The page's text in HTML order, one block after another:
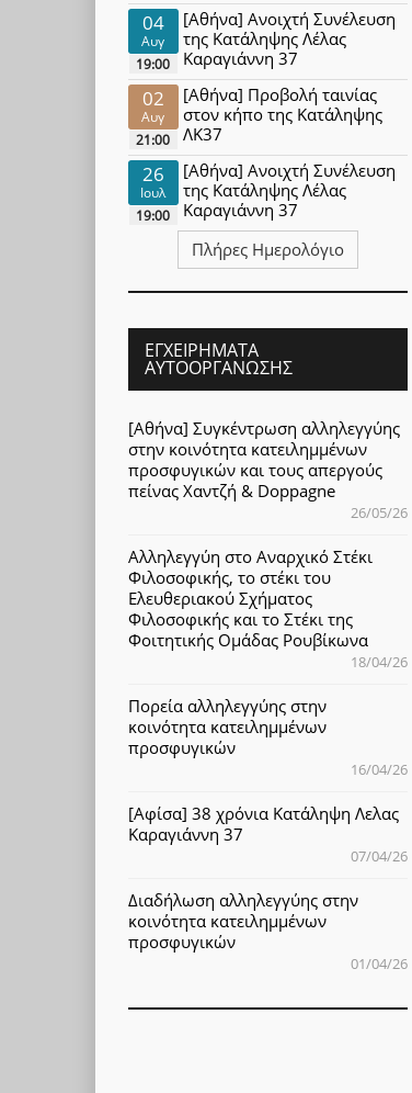
04
Αυγ
19:00
[Αθήνα] Ανοιχτή Συνέλευση
της Κατάληψης Λέλας
Καραγιάννη 37
02
Αυγ
21:00
[Αθήνα] Προβολή ταινίας
στον κήπο της Κατάληψης
ΛΚ37
26
Ιουλ
19:00
[Αθήνα] Ανοιχτή Συνέλευση
της Κατάληψης Λέλας
Καραγιάννη 37
Πλήρες Ημερολόγιο
ΕΓΧΕΙΡΉΜΑΤΑ
ΑΥΤΟΟΡΓΆΝΩΣΗΣ
[Αθήνα] Συγκέντρωση αλληλεγγύης
στην κοινότητα κατειλημμένων
προσφυγικών και τους απεργούς
πείνας Χαντζή & Doppagne
26/05/26
Αλληλεγγύη στο Αναρχικό Στέκι
Φιλοσοφικής, το στέκι του
Ελευθεριακού Σχήματος
Φιλοσοφικής και το Στέκι της
Φοιτητικής Ομάδας Ρουβίκωνα
18/04/26
Πορεία αλληλεγγύης στην
κοινότητα κατειλημμένων
προσφυγικών
16/04/26
[Αφίσα] 38 χρόνια Κατάληψη Λελας
Καραγιάννη 37
07/04/26
Διαδήλωση αλληλεγγύης στην
κοινότητα κατειλημμένων
προσφυγικών
01/04/26